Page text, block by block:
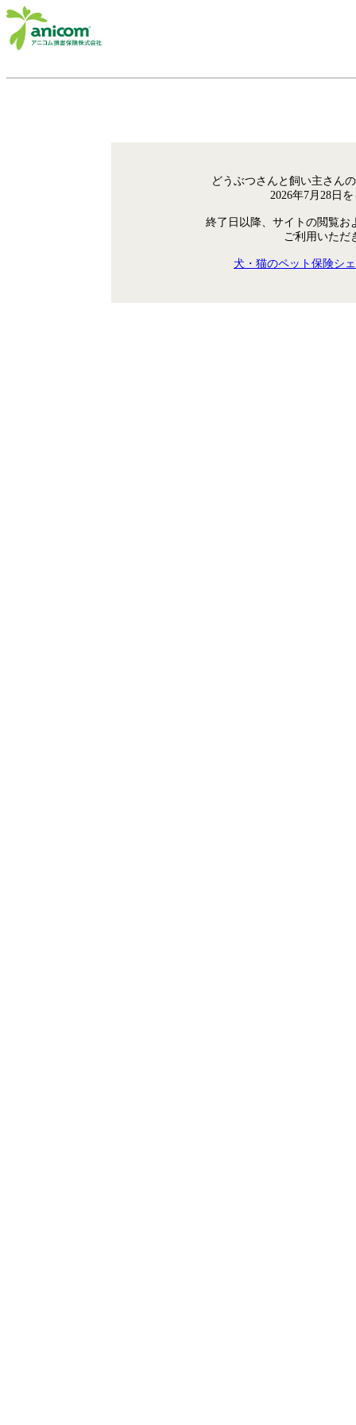
どうぶつさんと飼い主さん
2026年7月28日
終了日以降、サイトの閲覧お
ご利用いただ
犬・猫のペット保険シ